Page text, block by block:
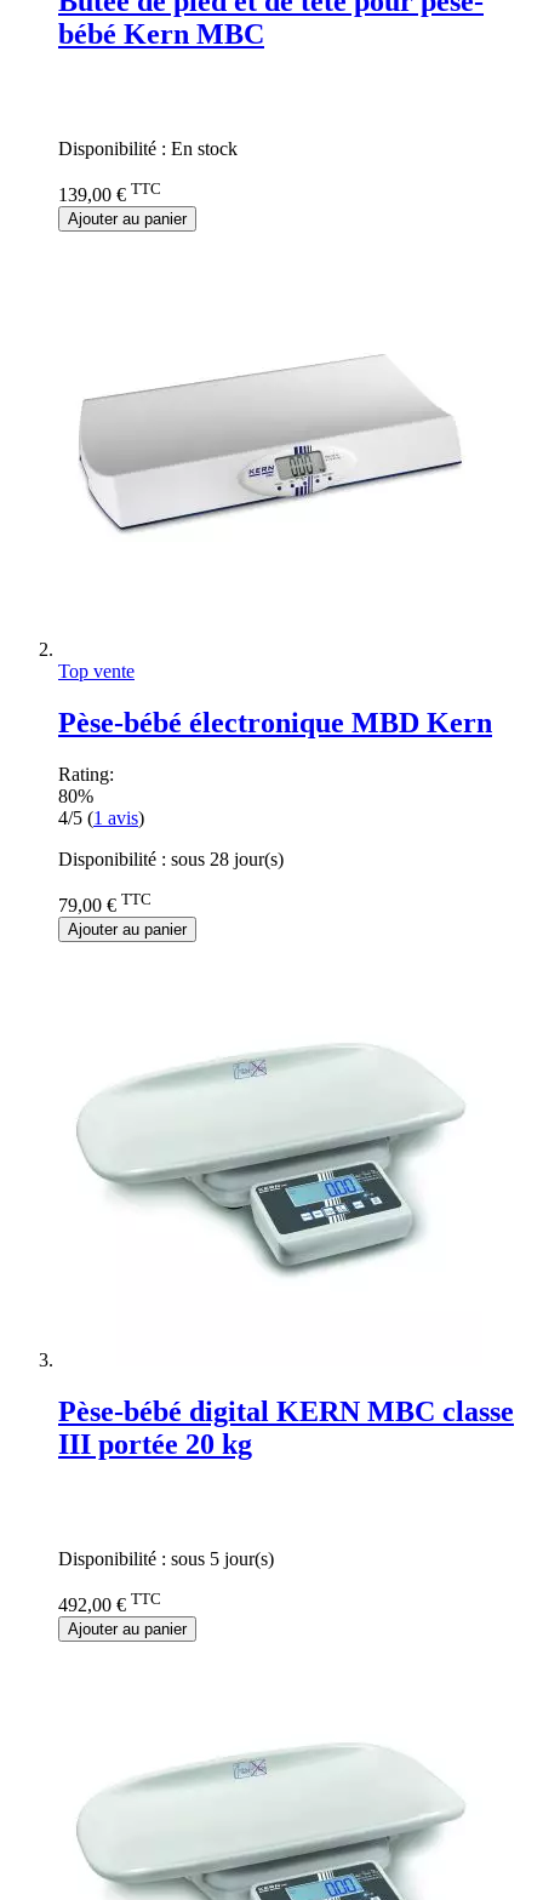
bébé Kern MBC
Disponibilité : En stock
139,00 € TTC
Ajouter au panier
Top vente
Pèse-bébé électronique MBD Kern
Rating:
80%
4/5 (1 avis)
Disponibilité : sous 28 jour(s)
79,00 € TTC
Ajouter au panier
Pèse-bébé digital KERN MBC classe
III portée 20 kg
Disponibilité : sous 5 jour(s)
492,00 € TTC
Ajouter au panier